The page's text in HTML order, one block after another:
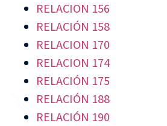
RELACION 156
RELACIÓN 158
RELACION 170
RELACION 174
RELACIÓN 175
RELACIÓN 188
RELACIÓN 190